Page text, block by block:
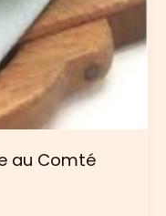
au Comté